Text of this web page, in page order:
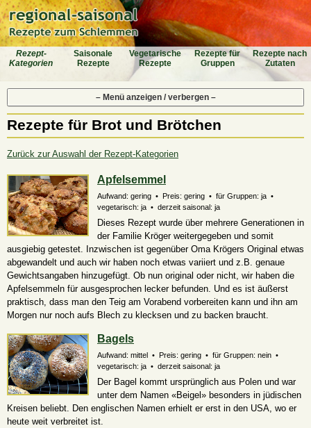
Rezept-
Katego­rien
Saiso­nale
Rezepte
Vegeta­rische
Rezepte
Rezepte für
Gruppen
Rezepte nach
Zutaten
– Menü anzeigen / verbergen –
Rezepte für Brot und Brötchen
Zurück zur Auswahl der Rezept-Kategorien
Apfelsemmel
Aufwand: gering • Preis: gering • für Gruppen: ja •
vegetarisch: ja • derzeit saisonal: ja
Dieses Rezept wurde über mehrere Generationen in
der Familie Kröger weitergegeben und somit
ausgiebig getestet. Inzwischen ist gegenüber Oma Krögers Original etwas
abgewandelt und auch wir haben noch etwas variiert und z.B. genaue
Gewichtsangaben hinzugefügt. Ob nun original oder nicht, wir haben die
Apfelsemmeln für ausgesprochen lecker befunden. Und es ist äußerst
praktisch, dass man den Teig am Vorabend vorbereiten kann und ihn am
Morgen nur noch aufs Blech zu klecksen und zu backen braucht.
Bagels
Aufwand: mittel • Preis: gering • für Gruppen: nein •
vegetarisch: ja • derzeit saisonal: ja
Der Bagel kommt ursprünglich aus Polen und war
unter dem Namen «Beigel» besonders in jüdischen
Kreisen beliebt. Den englischen Namen erhielt er erst in den USA, wo er
heute weit verbreitet ist.